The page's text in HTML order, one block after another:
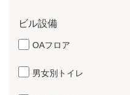
ビル設備
OAフロア
男女別トイレ